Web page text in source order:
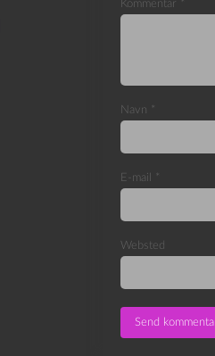
Kommentar *
Navn *
E-mail *
Websted